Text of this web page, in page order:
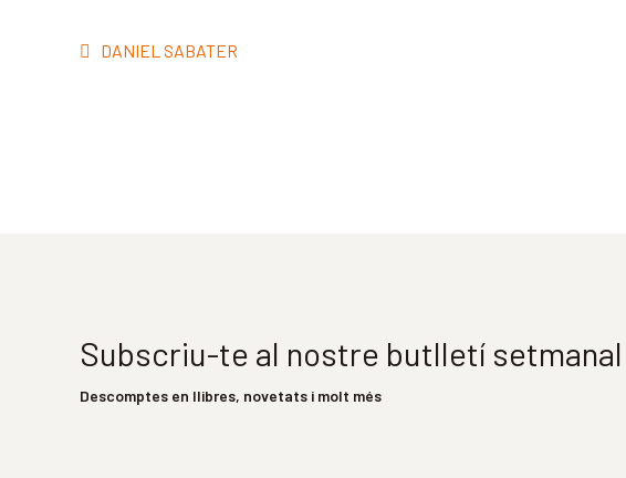
Navegació
Entrada
DANIEL SABATER
Subscriu-te al nostre butlletí setmanal
Descomptes en llibres, novetats i molt més